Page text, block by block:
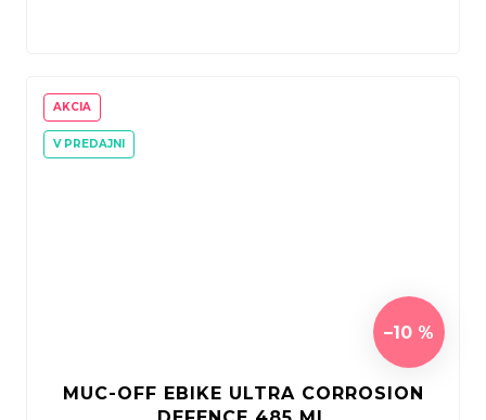
AKCIA
V PREDAJNI
–10 %
MUC-OFF EBIKE ULTRA CORROSION